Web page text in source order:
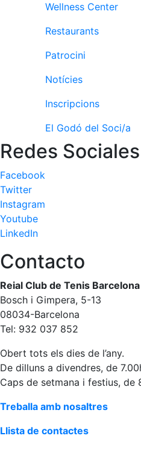
Revista
Vols ser
del Club?
Notícies
Inscripcions
Godó
del
Soci/a
Wellness Center
Restaurants
Patrocini
Notícies
Inscripcions
El Godó del Soci/a
Redes Sociales
Facebook
Twitter
Instagram
Youtube
LinkedIn
Contacto
Reial Club de Tenis
Bosch i Gimpera, 5-13
08034-Barcelona
Tel: 932 037 852
Obert tots els dies de l’any.
De dilluns a divendres, de
Caps de setmana i festius, de
Treballa amb nosaltres
Llista de contactes